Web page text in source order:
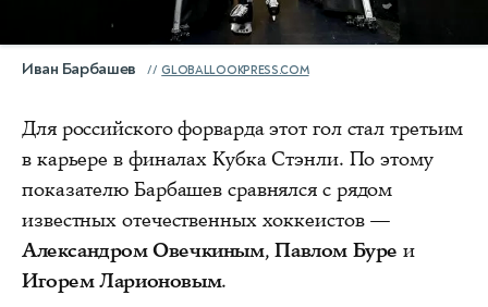
Иван Барбашев GLOBALLOOKPRESS.COM
Для российского форварда этот гол стал третьим
в карьере в финалах Кубка Стэнли. По этому
показателю Барбашев сравнялся с рядом
известных отечественных хоккеистов —
Александром Овечкиным,Павлом Буре и
Игорем Ларионовым.